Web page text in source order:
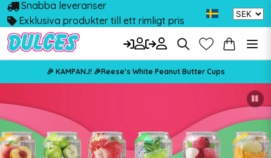
Snabba leveranser
Exklusiva produkter till ett rimligt pris
🎉 KAMPANJ! 🎉Reese's White Peanut Butter Cups